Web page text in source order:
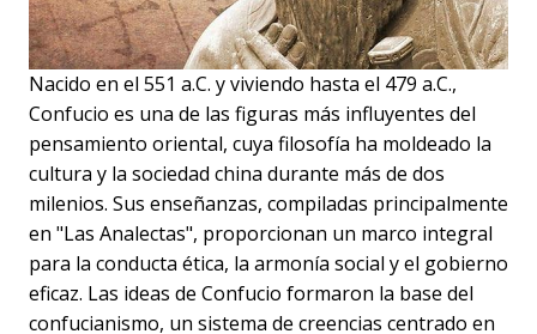
Nacido en el 551 a.C. y viviendo hasta el 479 a.C.,
Confucio es una de las figuras más influyentes del
pensamiento oriental, cuya filosofía ha moldeado la
cultura y la sociedad china durante más de dos
milenios. Sus enseñanzas, compiladas principalmente
en "Las Analectas", proporcionan un marco integral
para la conducta ética, la armonía social y el gobierno
eficaz. Las ideas de Confucio formaron la base del
confucianismo, un sistema de creencias centrado en